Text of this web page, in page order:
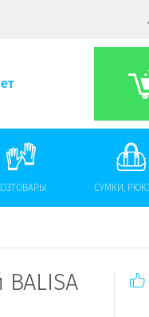
СУМКИ,